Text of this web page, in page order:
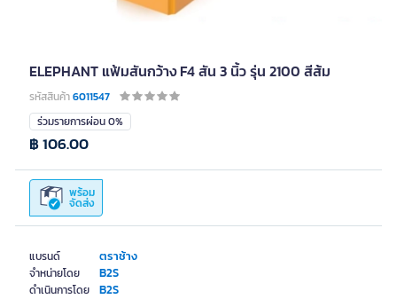
ELEPHANT แฟ้มสันกว้าง F4 สัน 3 นิ้ว รุ่น 2100 สีส้ม
รหัสสินค้า6011547
แบรนด์ ตราช้าง
จำหน่ายโดย B2S
ดำเนินการโดย B2S
ร่วมรายการผ่อน 0%
พร้อม
จัดส่ง
฿ 106.00